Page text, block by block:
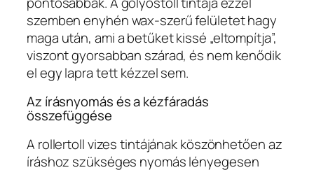
szemben enyhén wax-szerű felületet hagy
maga után, ami a betűket kissé „eltompítja”,
viszont gyorsabban szárad, és nem kenődik
el egy lapra tett kézzel sem.
Az írásnyomás és a kézfáradás
összefüggése
A rollertoll vizes tintájának köszönhetően az
íráshoz szükséges nyomás lényegesen